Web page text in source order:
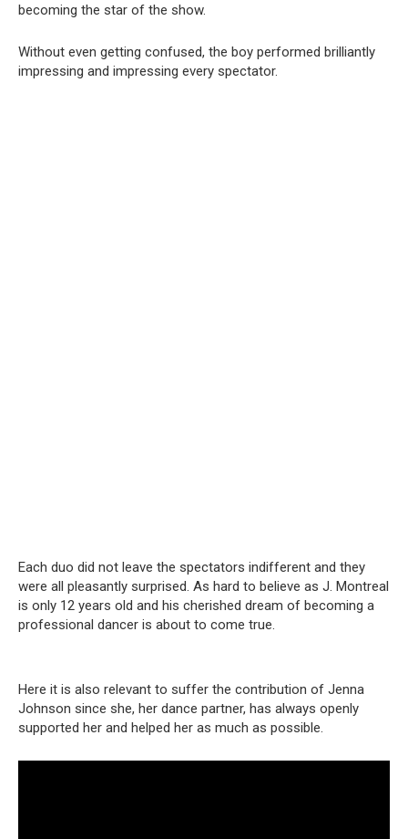
becoming the star of the show.
Without even getting confused, the boy performed brilliantly
impressing and impressing every spectator.
Each duo did not leave the spectators indifferent and they
were all pleasantly surprised. As hard to believe as J. Montreal
is only 12 years old and his cherished dream of becoming a
professional dancer is about to come true.
Here it is also relevant to suffer the contribution of Jenna
Johnson since she, her dance partner, has always openly
supported her and helped her as much as possible.